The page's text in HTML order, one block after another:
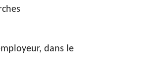
dans le